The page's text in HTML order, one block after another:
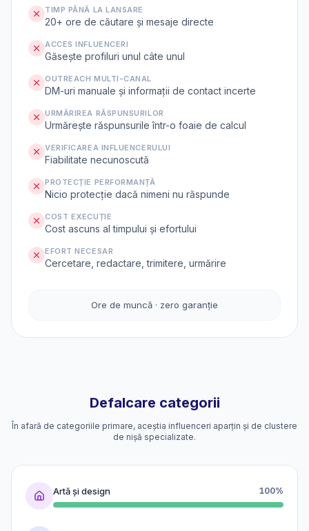
TIMP PÂNĂ LA LANSARE
20+ ore de căutare și mesaje directe
ACCES INFLUENCERI
Găsește profiluri unul câte unul
OUTREACH MULTI-CANAL
DM-uri manuale și informații de contact incerte
URMĂRIREA RĂSPUNSURILOR
Urmărește răspunsurile într-o foaie de calcul
VERIFICAREA INFLUENCERULUI
Fiabilitate necunoscută
PROTECȚIE PERFORMANȚĂ
Nicio protecție dacă nimeni nu răspunde
COST EXECUȚIE
Cost ascuns al timpului și efortului
EFORT NECESAR
Cercetare, redactare, trimitere, urmărire
Ore de muncă · zero garanție
Defalcare categorii
În afară de categoriile primare, aceștia influenceri aparțin și de clustere
de nișă specializate.
Artă și design 100%